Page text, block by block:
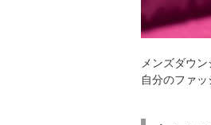
メンズダウ
自分のファ